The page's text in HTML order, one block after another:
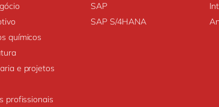
químicos
e projetos
profissionais
SAP
SAP S/4HANA